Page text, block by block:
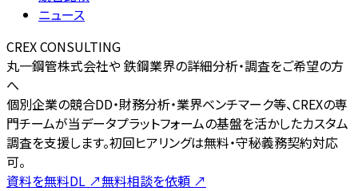
ニュース
CREX CONSULTING
丸一鋼管株式会社や 鉄鋼業界の詳細分析・調査をご希望の方
へ
個別企業の競合DD・財務分析・業界ベンチマーク等、CREXの専
門チームが当データプラットフォームの基盤を活かしたカスタム
調査を支援します。初回ヒアリングは無料・守秘義務契約対応
可。
資料を無料DL ↗無料相談を依頼 ↗